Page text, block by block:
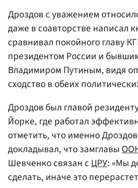
Дроздов с уважением
даже в соавторстве написал
сравнивал покойного главу
президентом России и
Владимиром Путиным, видя
сходство в обеих
Дроздов был главой
Йорке, где работал
отметить, что именно
докладывал, что замглавы
Шевченко связан сЦРУ: «Мы
сделать, иначе это